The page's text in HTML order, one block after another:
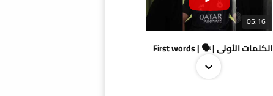
05:16
الكلمات الأولى | 🗣 | First words